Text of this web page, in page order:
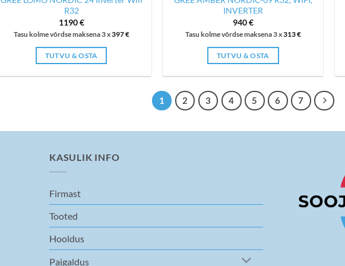
R32
1190€
Tasu kolme võrdse maksena 3 x397€
TUTVU & OSTA
INVERTER
940€
Tasu kolme võrdse maksena 3 x313€
TUTVU & OSTA
1 2 3 4 5 6 7
KASULIK INFO
Firmast
Tooted
Hooldus
Paigaldus